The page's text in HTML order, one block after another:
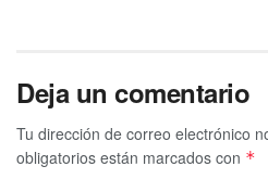
Deja un comentario
Tu dirección de correo electrónico
obligatorios están marcados con *